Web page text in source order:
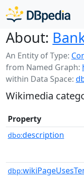
About:
An Entity of Type:
from Named Graph:
within Data Space:
Wikimedia
Property
dbo:description
dbp: